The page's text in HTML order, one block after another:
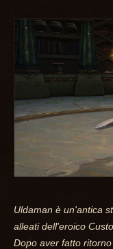
Uldaman è un'antica
alleati dell'eroico
Dopo aver fatto